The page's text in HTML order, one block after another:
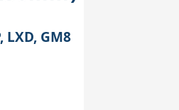
GM8